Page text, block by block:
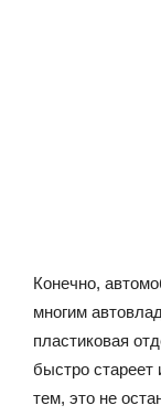
Конечно,
многим
пластиковая
быстро
тем, это не